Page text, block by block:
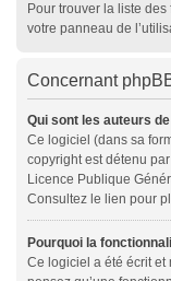
Pour trouver la liste
votre panneau de
Concernant
Qui sont les auteurs
Ce logiciel (dans sa
copyright est détenu
Licence Publique
Consultez le lien pour
Pourquoi la
Ce logiciel a été écrit et